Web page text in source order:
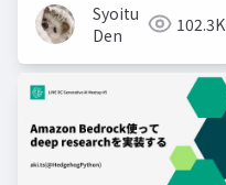
Syoitu
Den
102.3K